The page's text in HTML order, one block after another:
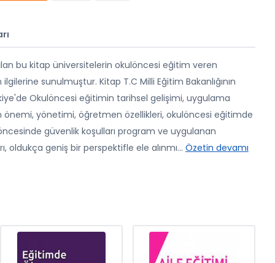
bu kitap üniversitelerin okulöncesi eğitim veren
sunulmuştur. Kitap T.C Milli Eğitim Bakanlığının
Okulöncesi eğitimin tarihsel gelişimi, uygulama
yönetimi, öğretmen özellikleri, okulöncesi eğitimde
güvenlik koşulları program ve uygulanan
oldukça geniş bir perspektifle ele alınmı... Özetin devamı